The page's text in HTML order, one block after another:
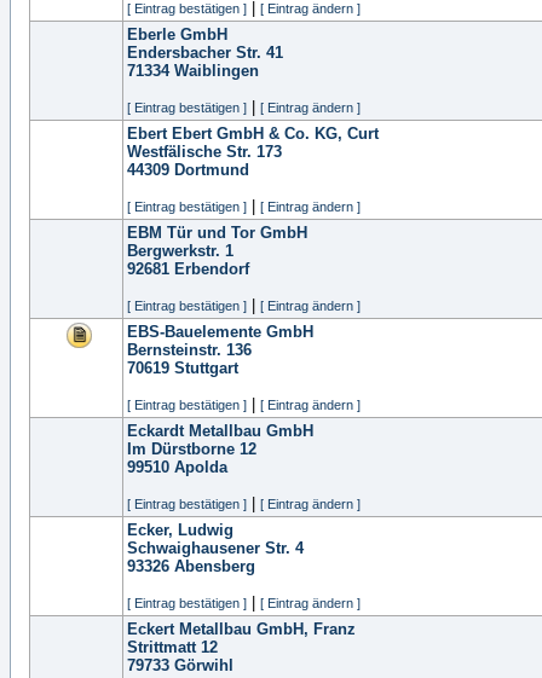
[ Eintrag bestätigen ] [ Eintrag ändern ]
Eberle GmbH
Endersbacher Str. 41
71334 Waiblingen
[ Eintrag bestätigen ] [ Eintrag ändern ]
Ebert Ebert GmbH & Co. KG, Curt
Westfälische Str. 173
44309 Dortmund
[ Eintrag bestätigen ] [ Eintrag ändern ]
EBM Tür und Tor GmbH
Bergwerkstr. 1
92681 Erbendorf
[ Eintrag bestätigen ] [ Eintrag ändern ]
EBS-Bauelemente GmbH
Bernsteinstr. 136
70619 Stuttgart
[ Eintrag bestätigen ] [ Eintrag ändern ]
Eckardt Metallbau GmbH
Im Dürstborne 12
99510 Apolda
[ Eintrag bestätigen ] [ Eintrag ändern ]
Ecker, Ludwig
Schwaighausener Str. 4
93326 Abensberg
[ Eintrag bestätigen ] [ Eintrag ändern ]
Eckert Metallbau GmbH, Franz
Strittmatt 12
79733 Görwihl